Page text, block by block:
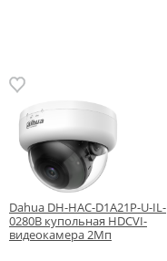
Dahua DH-HAC-D1A21P-U-IL-
0280B купольная HDCVI-
видеокамера 2Мп